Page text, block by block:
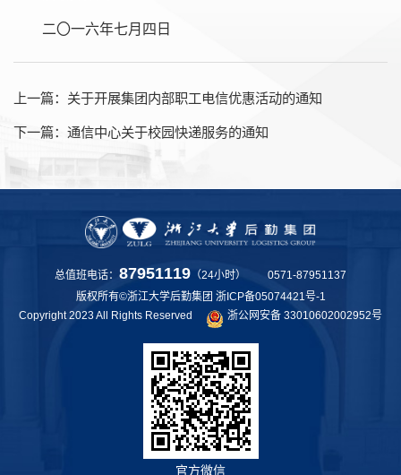
二〇一六年七月四日
上一篇： 关于开展集团内部职工电信优惠活动的通知
下一篇： 通信中心关于校园快递服务的通知
总值班电话： 87951119 （24小时） 0571-87951137
版权所有©浙江大学后勤集团 浙ICP备05074421号-1
Copyright 2023 All Rights Reserved
浙公网安备 33010602002952号
官方微信